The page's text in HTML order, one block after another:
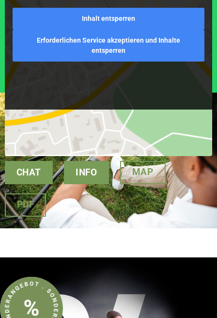
Inhalt entsperren
Erforderlichen Service akzeptieren und Inhalte
entsperren
CHAT INFO MAP
PDF